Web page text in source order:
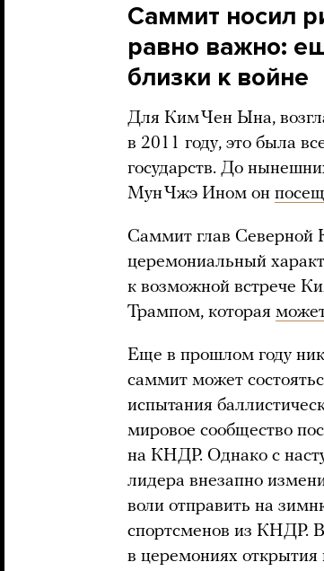
Саммит носил
равно важно:
близки к войне
Для Ким Чен Ына,
в 2011 году, это была
государств. До
Мун Чжэ Ином он
Саммит глав Северной
церемониальный
к возможной встрече
Трампом, которая
Еще в прошлом году
саммит может
испытания
мировое сообщество
на КНДР. Однако с
лидера внезапно
воли отправить на
спортсменов из КНДР. В
в церемониях